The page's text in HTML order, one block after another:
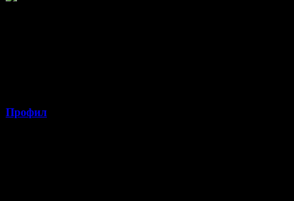
Профил